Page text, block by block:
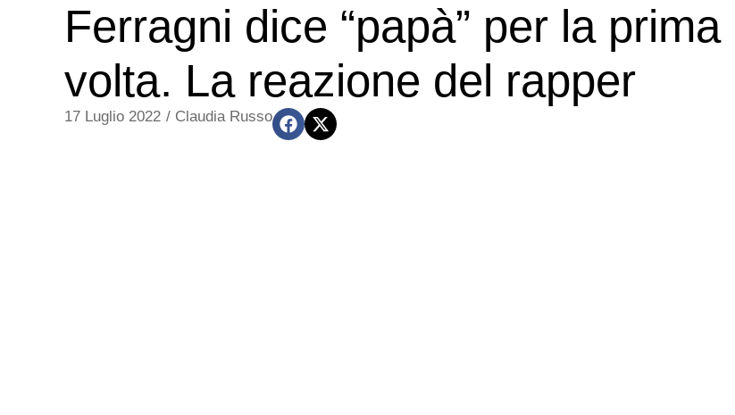
Ferragni dice “papà” per la prima
volta. La reazione del rapper
17 Luglio 2022 / Claudia Russo